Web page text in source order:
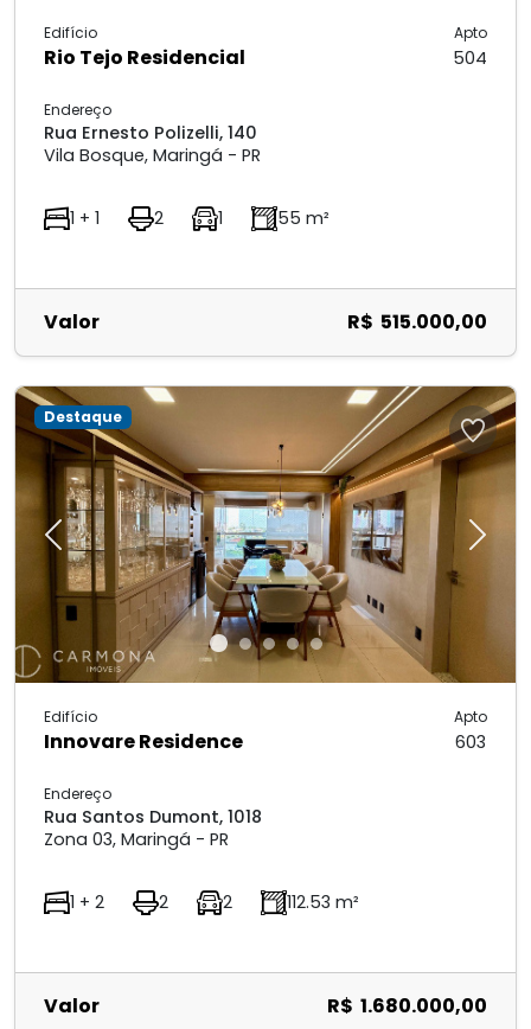
Edifício
Rio Tejo Residencial
Apto
504
Endereço
Rua Ernesto Polizelli, 140
Vila Bosque, Maringá - PR
1 + 1 2 1 55 m²
Valor R$ 515.000,00
Previous Next
Destaque
Edifício
Innovare Residence
Apto
603
Endereço
Rua Santos Dumont, 1018
Zona 03, Maringá - PR
1 + 2 2 2 112.53 m²
Valor R$ 1.680.000,00